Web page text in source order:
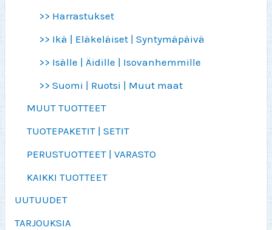
>> Harrastukset
>> Ikä | Eläkeläiset | Syntymäpäivä
>> Isälle | Äidille | Isovanhemmille
>> Suomi | Ruotsi | Muut maat
MUUT TUOTTEET
TUOTEPAKETIT | SETIT
PERUSTUOTTEET | VARASTO
KAIKKI TUOTTEET
UUTUUDET
TARJOUKSIA